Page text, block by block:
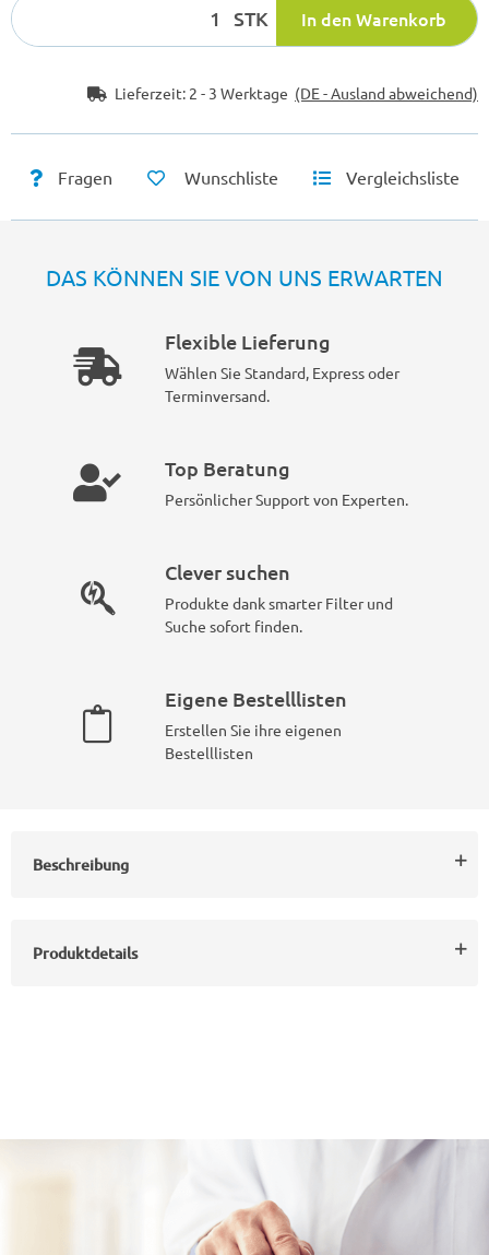
STK In den Warenkorb
Lieferzeit: 2 - 3 Werktage (DE - Ausland abweichend)
Fragen Wunschliste Vergleichsliste
DAS KÖNNEN SIE VON UNS ERWARTEN
Flexible Lieferung
Wählen Sie Standard, Express oder
Terminversand.
Top Beratung
Persönlicher Support von Experten.
Clever suchen
Produkte dank smarter Filter und
Suche sofort finden.
Eigene Bestelllisten
Erstellen Sie ihre eigenen
Bestelllisten
Beschreibung
Produktdetails